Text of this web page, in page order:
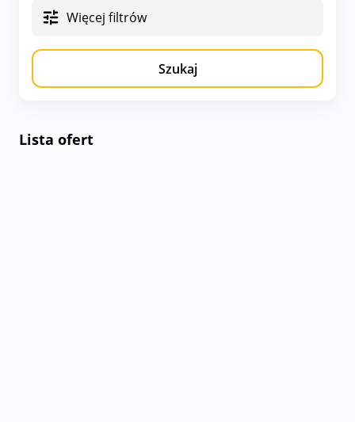
Więcej filtrów
Szukaj
Lista ofert